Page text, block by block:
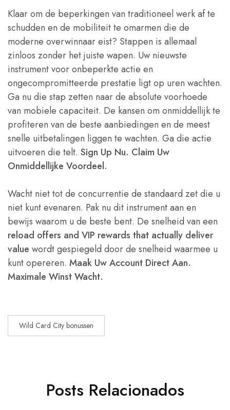
Klaar om de beperkingen van traditioneel werk af te
schudden en de mobiliteit te omarmen die de
moderne overwinnaar eist? Stappen is allemaal
zinloos zonder het juiste wapen. Uw nieuwste
instrument voor onbeperkte actie en
ongecompromitteerde prestatie ligt op uren wachten.
Ga nu die stap zetten naar de absolute voorhoede
van mobiele capaciteit. De kansen om onmiddellijk te
profiteren van de beste aanbiedingen en de meest
snelle uitbetalingen liggen te wachten. Ga die actie
uitvoeren die telt. Sign Up Nu. Claim Uw
Onmiddellijke Voordeel.
Wacht niet tot de concurrentie de standaard zet die u
niet kunt evenaren. Pak nu dit instrument aan en
bewijs waarom u de beste bent. De snelheid van een
reload offers and VIP rewards that actually deliver
value wordt gespiegeld door de snelheid waarmee u
kunt opereren. Maak Uw Account Direct Aan.
Maximale Winst Wacht.
Wild Card City bonussen
Posts Relacionados